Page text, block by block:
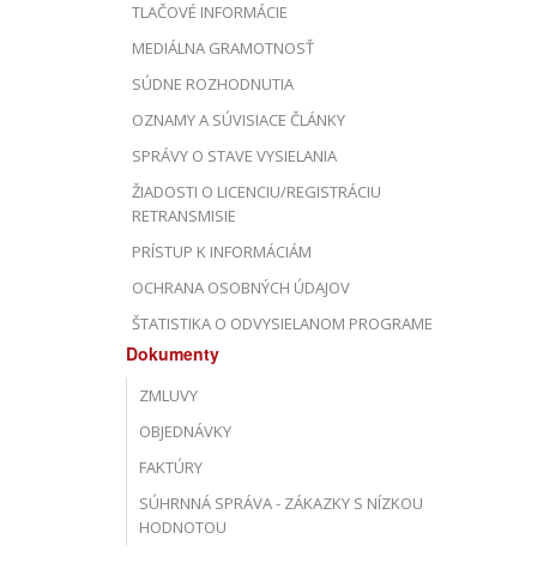
TLAČOVÉ INFORMÁCIE
MEDIÁLNA GRAMOTNOSŤ
SÚDNE ROZHODNUTIA
OZNAMY A SÚVISIACE ČLÁNKY
SPRÁVY O STAVE VYSIELANIA
ŽIADOSTI O LICENCIU/REGISTRÁCIU
RETRANSMISIE
PRÍSTUP K INFORMÁCIÁM
OCHRANA OSOBNÝCH ÚDAJOV
ŠTATISTIKA O ODVYSIELANOM PROGRAME
Dokumenty
ZMLUVY
OBJEDNÁVKY
FAKTÚRY
SÚHRNNÁ SPRÁVA - ZÁKAZKY S NÍZKOU
HODNOTOU